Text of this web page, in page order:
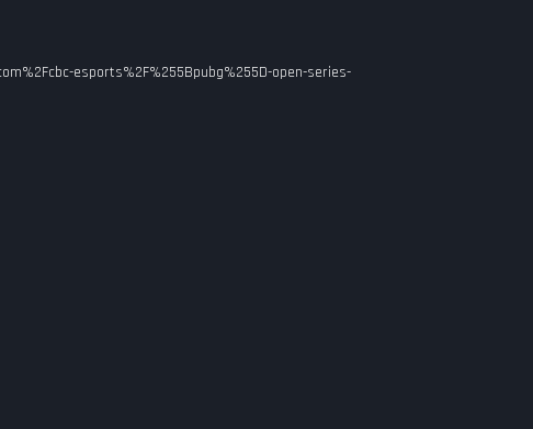
esports%2F%255Bpubg%255D-open-series-